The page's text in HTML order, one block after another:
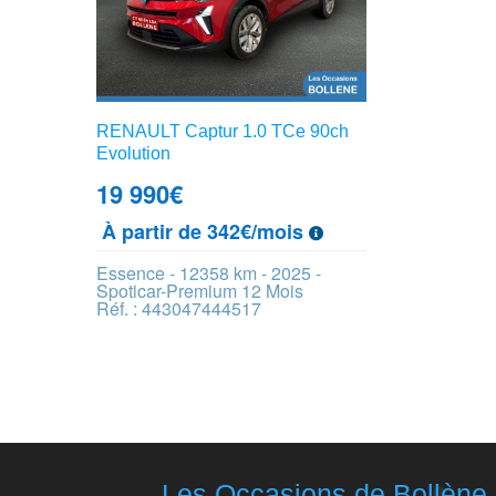
RENAULT Captur 1.0 TCe 90ch
Evolution
19 990€
À partir de 342€/mois
Essence - 12358 km - 2025 -
Spoticar-Premium 12 Mois
Réf. : 443047444517